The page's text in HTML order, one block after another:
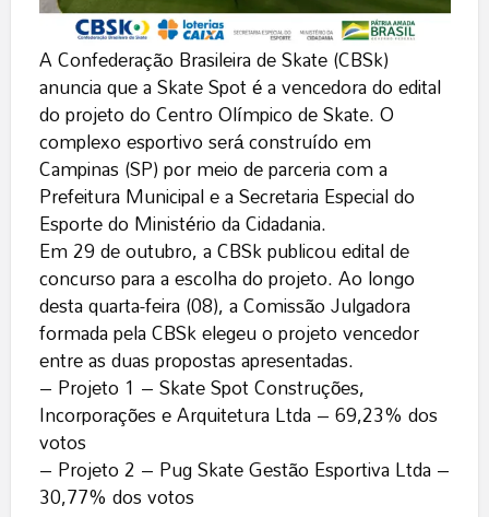
A Confederação Brasileira de Skate (CBSk)
anuncia que a Skate Spot é a vencedora do edital
do projeto do Centro Olímpico de Skate. O
complexo esportivo será construído em
Campinas (SP) por meio de parceria com a
Prefeitura Municipal e a Secretaria Especial do
Esporte do Ministério da Cidadania.
Em 29 de outubro, a CBSk publicou edital de
concurso para a escolha do projeto. Ao longo
desta quarta-feira (08), a Comissão Julgadora
formada pela CBSk elegeu o projeto vencedor
entre as duas propostas apresentadas.
– Projeto 1 – Skate Spot Construções,
Incorporações e Arquitetura Ltda – 69,23% dos
votos
– Projeto 2 – Pug Skate Gestão Esportiva Ltda –
30,77% dos votos